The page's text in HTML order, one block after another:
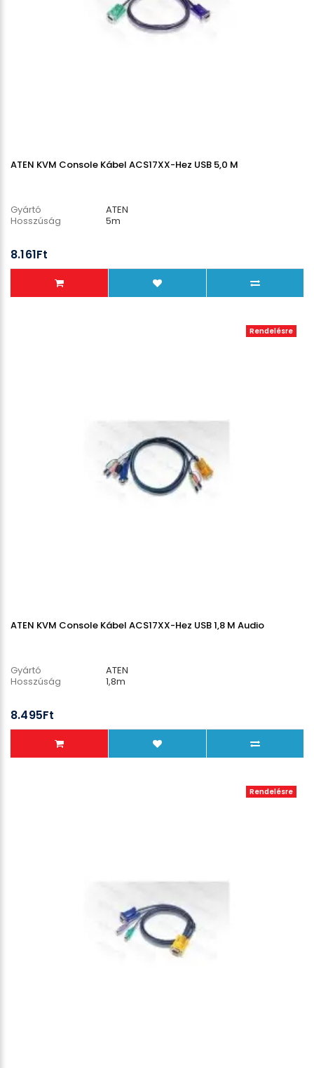
ATEN KVM Console Kábel ACS17XX-Hez USB 5,0 M
Gyártó
ATEN
Hosszúság
5m
8.161Ft
Rendelésre
ATEN KVM Console Kábel ACS17XX-Hez USB 1,8 M Audio
Gyártó
ATEN
Hosszúság
1,8m
8.495Ft
Rendelésre